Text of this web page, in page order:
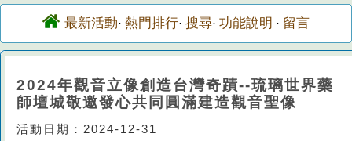
最新活動· 熱門排行· 搜尋· 功能說明 · 留言
2024年觀音立像創造台灣奇蹟--琉璃世界藥
師壇城敬邀發心共同圓滿建造觀音聖像
活動日期：2024-12-31